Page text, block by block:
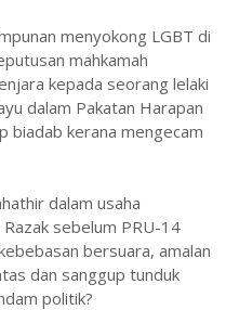
menyokong LGBT di
mahkamah
kepada seorang lelaki
dalam Pakatan Harapan
biadab kerana mengecam
dalam usaha
sebelum PRU-14
bersuara, amalan
dan sanggup tunduk
politik?